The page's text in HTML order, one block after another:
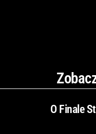
O Finale